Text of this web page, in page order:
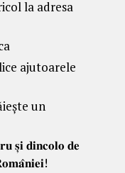
la adresa
ajutoarele
un
𝐬̦𝐢 𝐝𝐢𝐧𝐜𝐨𝐥𝐨 𝐝𝐞